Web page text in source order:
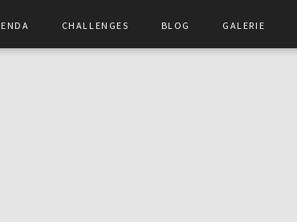
Challenges Blog Galerie